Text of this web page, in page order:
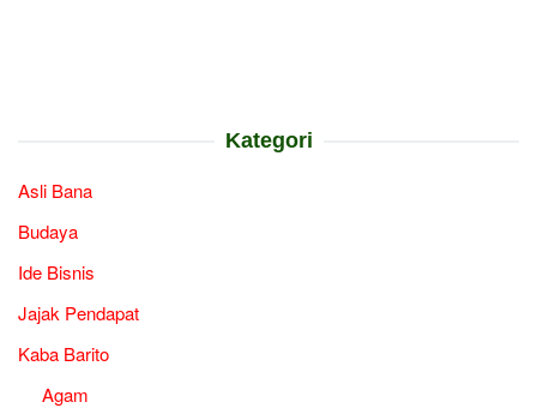
Kategori
Asli Bana
Budaya
Ide Bisnis
Jajak Pendapat
Kaba Barito
Agam